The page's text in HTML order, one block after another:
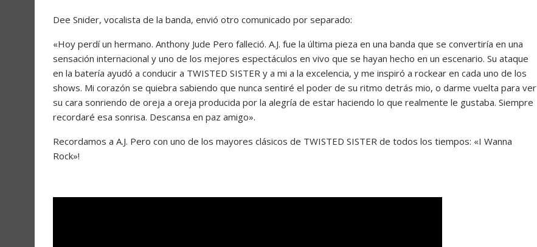
Dee Snider, vocalista de la banda, envió otro comunicado por separado:
«Hoy perdí un hermano. Anthony Jude Pero falleció. A.J. fue la última pieza en una banda que se convertiría en una
sensación internacional y uno de los mejores espectáculos en vivo que se hayan hecho en un escenario. Su ataque
en la batería ayudó a conducir a TWISTED SISTER y a mi a la excelencia, y me inspiró a rockear en cada uno de los
shows. Mi corazón se quiebra sabiendo que nunca sentiré el poder de su ritmo detrás mio, o darme vuelta para ver
su cara sonriendo de oreja a oreja producida por la alegría de estar haciendo lo que realmente le gustaba. Siempre
recordaré esa sonrisa. Descansa en paz amigo».
Recordamos a A.J. Pero con uno de los mayores clásicos de TWISTED SISTER de todos los tiempos: «I Wanna
Rock»!